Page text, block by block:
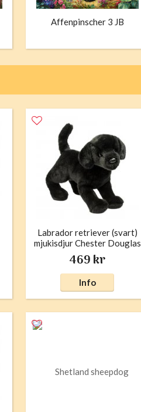
Affenpinscher 3 JB
Labrador retriever (svart)
mjukisdjur Chester Douglas
469 kr
Info